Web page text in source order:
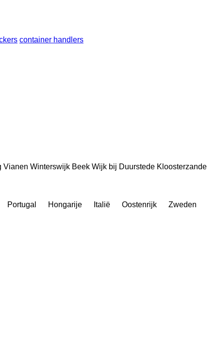
container handlers
Vianen Winterswijk Beek Wijk bij Duurstede Kloosterzande
Portugal Hongarije Italië Oostenrijk
Zweden